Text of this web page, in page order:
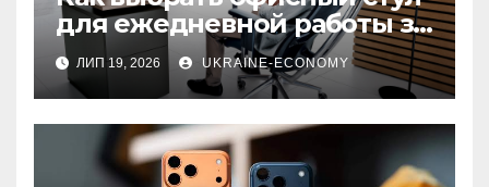
для ежедневной работы за
компьютером
ЛИП 19, 2026 UKRAINE-ECONOMY